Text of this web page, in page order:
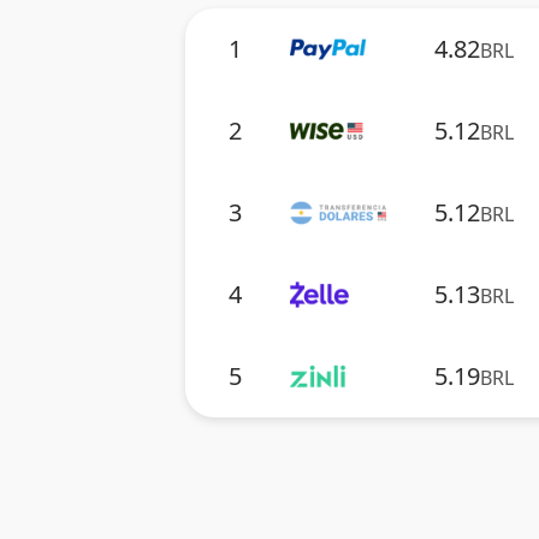
1 4.82BRL
2 5.12BRL
3 5.12BRL
4 5.13BRL
5 5.19BRL